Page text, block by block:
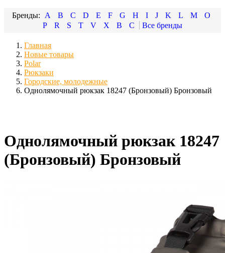
A B C D E F G H I J K L M
O
P
R S T V X В С
Главная
Новые товары
Polar
Рюкзаки
Городские, молодежные
Однолямочный рюкзак 18247 (Бронзовый) Бронзовый
Однолямочный рюкзак 18247
(Бронзовый) Бронзовый